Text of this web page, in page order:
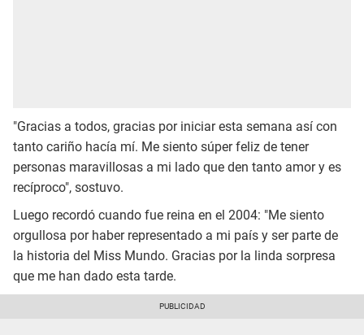
"Gracias a todos, gracias por iniciar esta semana así con
tanto cariño hacía mí. Me siento súper feliz de tener
personas maravillosas a mi lado que den tanto amor y es
recíproco", sostuvo.
Luego recordó cuando fue reina en el 2004: "Me siento
orgullosa por haber representado a mi país y ser parte de
la historia del Miss Mundo. Gracias por la linda sorpresa
que me han dado esta tarde.